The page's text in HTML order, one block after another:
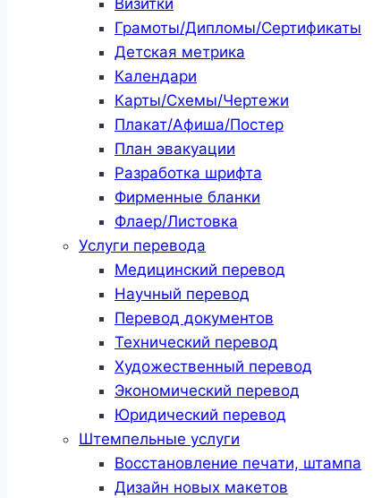
Грамоты/Дипломы/Сертификаты
Детская метрика
Календари
Карты/Схемы/Чертежи
Плакат/Афиша/Постер
План эвакуации
Разработка шрифта
Фирменные бланки
Флаер/Листовка
Услуги перевода
Медицинский перевод
Научный перевод
Перевод документов
Технический перевод
Художественный перевод
Экономический перевод
Юридический перевод
Штемпельные услуги
Восстановление печати, штампа
Дизайн новых макетов